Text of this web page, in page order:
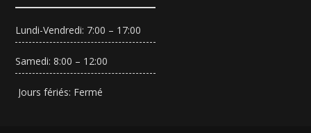
Lundi-Vendredi: 7:00 – 17:00
Samedi: 8:00 – 12:00
Jours fériés: Fermé